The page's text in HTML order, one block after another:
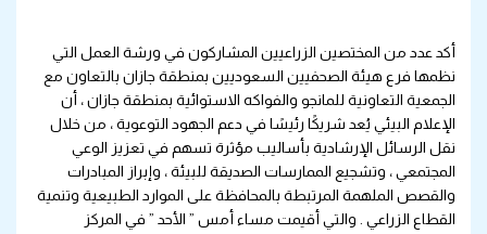
أكد عدد من المختصين الزراعيين المشاركون في ورشة العمل التي
نظمها فرع هيئة الصحفيين السعوديين بمنطقة جازان بالتعاون مع
الجمعية التعاونية للمانجو والفواكه الاستوائية بمنطقة جازان ، أن
الإعلام البيئي يُعد شريكًا رئيسًا في دعم الجهود التوعوية ، من خلال
نقل الرسائل الإرشادية بأساليب مؤثرة تسهم في تعزيز الوعي
المجتمعي ، وتشجيع الممارسات الصديقة للبيئة ، وإبراز المبادرات
والقصص الملهمة المرتبطة بالمحافظة على الموارد الطبيعية وتنمية
القطاع الزراعي . والتي أقيمت مساء أمس ” الأحد ” في المركز